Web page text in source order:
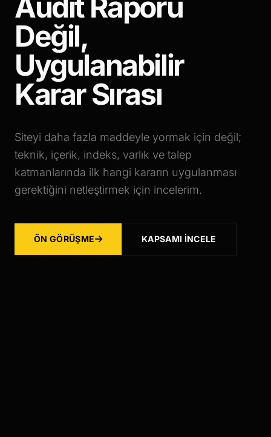
Değil,
Uygulanabilir
Karar Sırası
Siteyi daha fazla maddeyle yormak için değil;
teknik, içerik, indeks, varlık ve talep
katmanlarında ilk hangi kararın uygulanması
gerektiğini netleştirmek için incelerim.
ÖN GÖRÜŞME KAPSAMI İNCELE